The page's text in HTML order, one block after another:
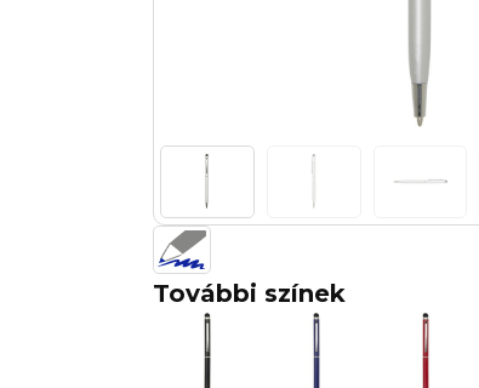
További színek